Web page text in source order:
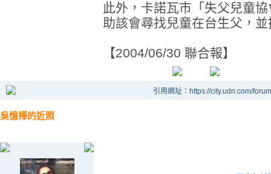
此外，卡諾瓦市「失父兒童
助該會尋找兒童在台生父，
【2004/06/30 聯合報】
引用網址：https://city.udn.com/
吳憶樺的近照